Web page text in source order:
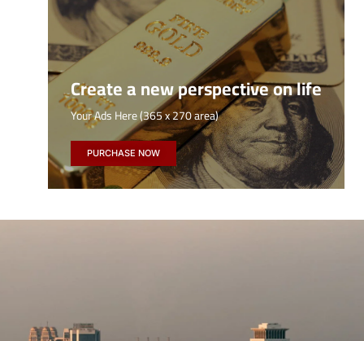
Create a new perspective on life
Your Ads Here (365 x 270 area)
PURCHASE NOW